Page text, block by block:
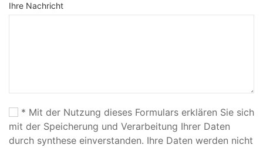
Ihre Nachricht
* Mit der Nutzung dieses Formulars erklären Sie sich
mit der Speicherung und Verarbeitung Ihrer Daten
durch synthese einverstanden. Ihre Daten werden nicht